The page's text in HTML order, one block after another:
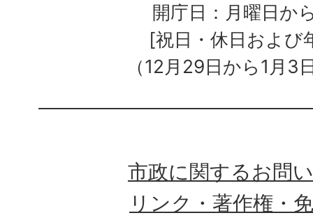
開庁日：月曜日か
[祝日・休日および
（12月29日から1月3
市政に関するお問
リンク・著作権・